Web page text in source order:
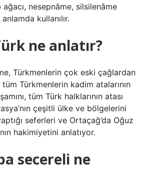
ağacı, nesepnâme, silsilenâme
kullanılır.
ne anlatır?
Türkmenlerin çok eski çağlardan
Türkmenlerin kadim atalarının
tüm Türk halklarının atası
çeşitli ülke ve bölgelerini
seferleri ve Ortaçağ’da Oğuz
hakimiyetini anlatıyor.
secereli ne